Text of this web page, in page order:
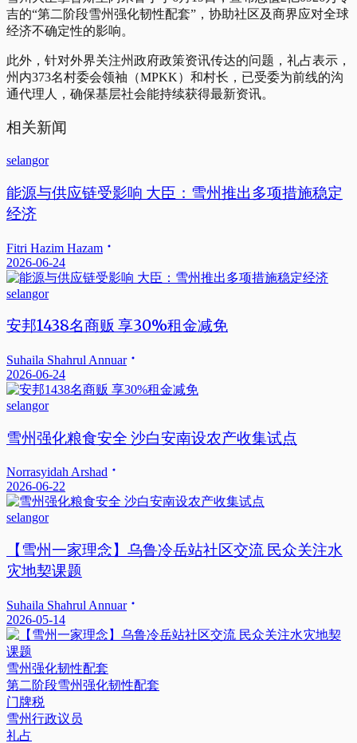
吉的“第二阶段雪州强化韧性配套”，协助社区及商界应对全球
经济不确定性的影响。
此外，针对外界关注州政府政策资讯传达的问题，礼占表示，
州内373名村委会领袖（MPKK）和村长，已受委为前线的沟
通代理人，确保基层社会能持续获得最新资讯。
相关新闻
selangor
能源与供应链受影响 大臣：雪州推出多项措施稳定
经济
Fitri Hazim Hazam
2026-06-24
selangor
安邦1438名商贩 享30%租金减免
Suhaila Shahrul Annuar
2026-06-24
selangor
雪州强化粮食安全 沙白安南设农产收集试点
Norrasyidah Arshad
2026-06-22
selangor
【雪州一家理念】乌鲁冷岳站社区交流 民众关注水
灾地契课题
Suhaila Shahrul Annuar
2026-05-14
雪州强化韧性配套
第二阶段雪州强化韧性配套
门牌税
雪州行政议员
礼占